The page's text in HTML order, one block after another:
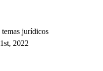
jurídicos
2022